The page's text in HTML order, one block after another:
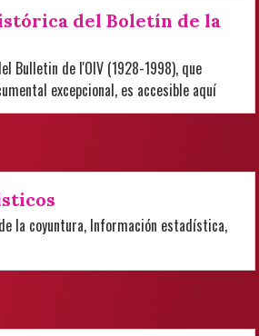
del Boletín de la
Bulletin de l'OIV (1928-1998), que
excepcional, es accesible aquí
la coyuntura, Información estadística,